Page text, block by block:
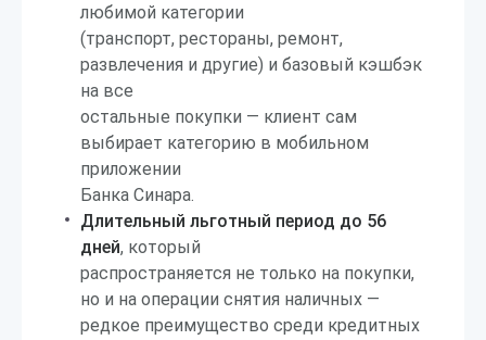
любимой категории
(транспорт, рестораны, ремонт,
развлечения и другие) и базовый кэшбэк
на все
остальные покупки — клиент сам
выбирает категорию в мобильном
приложении
Банка Синара.
Длительный льготный период до 56
дней, который
распространяется не только на покупки,
но и на операции снятия наличных —
редкое преимущество среди кредитных